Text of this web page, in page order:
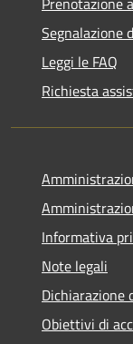
Segnalazione
Leggi le FAQ
Richiesta
Informativa
Note legali
Dichiarazione
Obiettivi di